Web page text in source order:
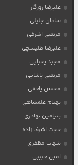
علیرضا روزگار
سامان جلیلی
مرتضی اشرفی
علیرضا طلیسچی
مجید یحیایی
مرتضی پاشایی
محسن یاحقی
بهنام علمشاهی
بنیامین بهادری
حجت اشرف زاده
شهاب مظفری
امین حبیبی